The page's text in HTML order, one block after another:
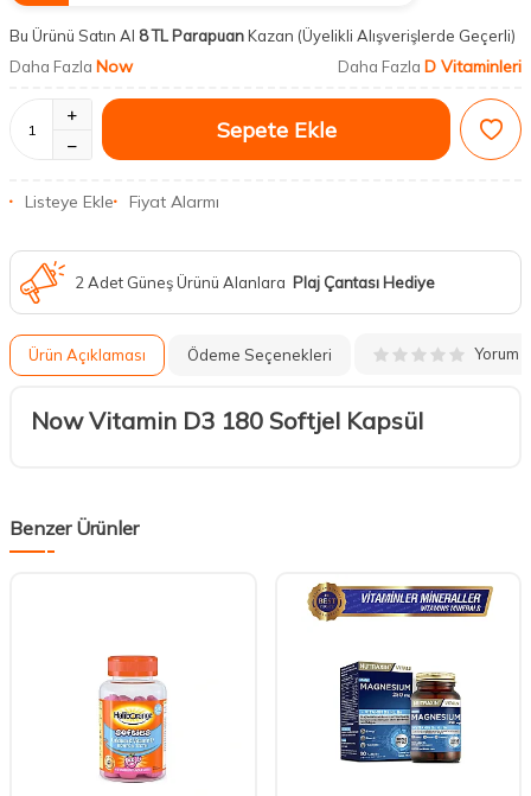
Bu Ürünü Satın Al 8 TL ParapuanKazan (Üyelikli Alışverişlerde Geçerli)
Daha Fazla Now Daha Fazla D Vitaminleri
Sepete Ekle
Listeye Ekle Fiyat Alarmı
2 Adet Güneş Ürünü Alanlara Plaj Çantası Hediye
Ürün Açıklaması Ödeme Seçenekleri Yorum
Now Vitamin D3 180 Softjel Kapsül
Benzer Ürünler